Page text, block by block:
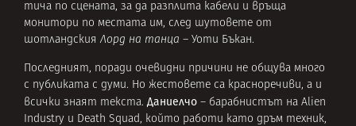
тича по сцената, за да разплита кабели и връща
монитори по местата им, след шутовете от
шотландския Лорд на танца – Уоти Бъкан.
Последният, поради очевидни причини не общува много
с публиката с думи. Но жестовете са красноречиви, а и
всички знаят текста. Даниелчо – барабнистът на Alien
Industry и Death Squad, който работи като дръм техник,